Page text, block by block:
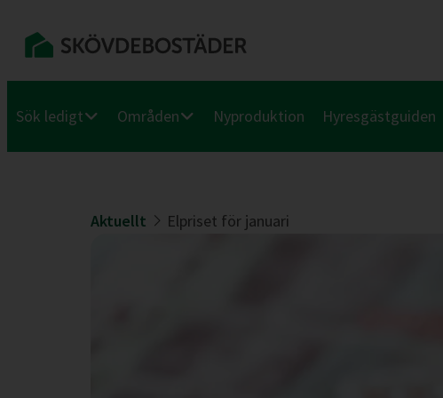
Sök ledigt Områden Nyproduktion Hyresgästguiden
Aktuellt Elpriset för januari